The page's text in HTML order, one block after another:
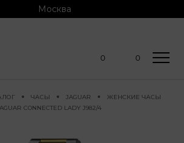
Москва
0 0
ЧАСЫ JAGUAR
ЖЕНСКИЕ ЧАСЫ
CONNECTED LADY J982/4